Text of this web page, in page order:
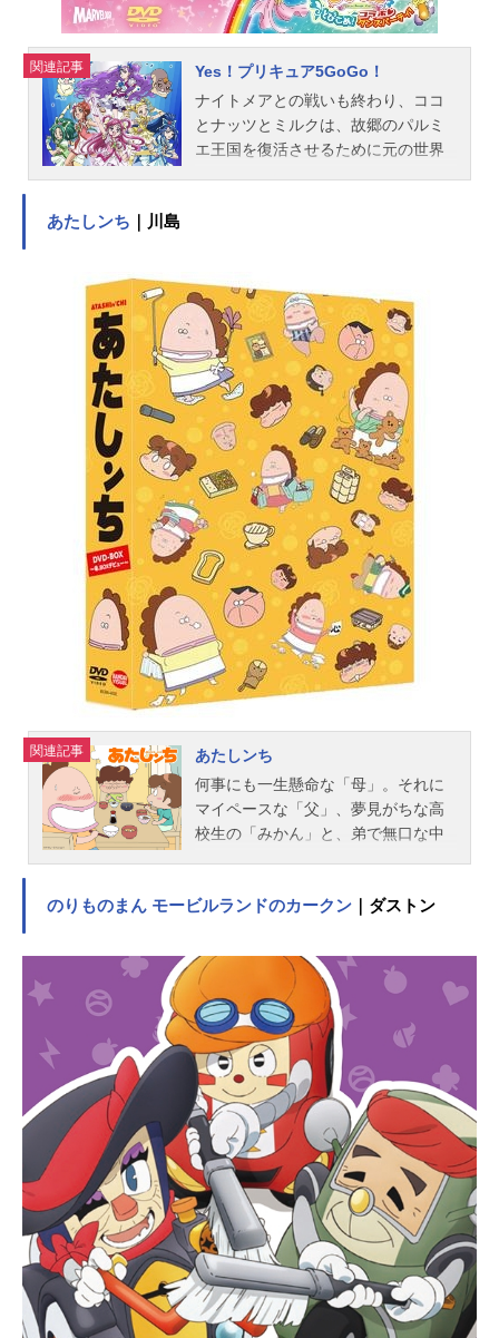
ーフプロデューサー：川北桃子（テ
レビ朝日） 鶴崎りか（ADK） 大
金修一（シンエイ動画）制作：シン
ニメ...
関連記事
Yes！プリキュア5GoGo！
ナイトメアとの戦いも終わり、ココ
とナッツとミルクは、故郷のパルミ
エ王国を復活させるために元の世界
自分なら手紙を届けられるという不
思議な男の子が現れる。彼が渡して
くれたのは、バラの紋章をあしらっ
た心当たりのない手紙。封を切る
と、中からはバラの花びらが飛び出
し、フローラと名乗る不思議な女性
が姿を現した。彼女はキュアローズ
ガーデンという別世界から、のぞみ
に助けを求める。のぞみは快く引き
受け、男の子に詳しい事情を聞こう
とするが、そこに一人の男が現れ
る。どうやら、手紙が形を変えたロ
ーズパクトを狙っているらしい。も
う一度、プリキュアに変身する時が
来た。美しく華麗なる戦いが、再び
幕を開ける！作品名Yes！プリキュア
5GoGo！放送形態TVアニメシリーズ
（日）テレビ朝日系にて話数全48話
キャスト夢原のぞみ／キュアドリー
ム：三瓶由布子夏木りん／キュアル
ージュ：竹内順子春日野うらら／キ
ュアレモネード：伊瀬茉莉也秋元こ
あたしンち ｜川島
関連記事
あたしンち
何事にも一生懸命な「母」。それに
マイペースな「父」、夢見がちな高
校生の「みかん」と、弟で無口な中
に、「あるある、こんなこと!!」と、
チバナ家の姿は「ニッポン」の家族
そのもの！？作品名あたしンち放送
形態TVアニメスケジュール2002年4
月19日（金）～2004年9月19日
（日）テレビ朝日ほか話数全330話キ
ャスト母：渡辺久美子みかん：折笠
富美子ユズヒコ：阪口大助父：緒方
賢一水島さん：愛河里花子戸山さ
ん：玉川砂記子三角さん：山口奈々
ホホエミさん（大和田マチコ）：渡
辺菜生子しみちゃん：的井香織吉
岡：沼田祐介ゆかりん：池澤春菜岩
木くん：緑川光春山ふぶき：田中理
恵理央：大本眞基子浅田：浅井晴美
梶井：梶田夕貴新田：森田樹優高
田：神谷浩史宮嶋先生：城山堅藤
のりものまん モービルランドのカークン ｜ダストン